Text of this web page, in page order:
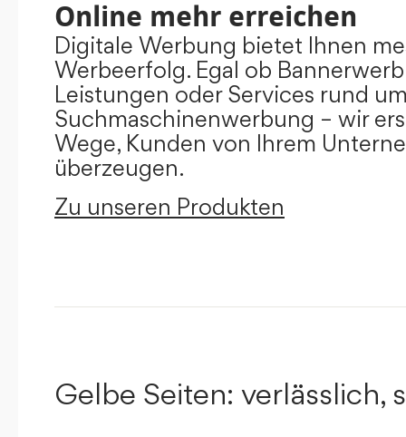
Online mehr erreichen
Digitale Werbung bietet Ihnen
Werbeerfolg. Egal ob
Leistungen oder Services rund
Suchmaschinenwerbung – wir
Wege, Kunden von Ihrem
überzeugen.
Zu unseren Produkten
Gelbe Seiten: verlässlich,